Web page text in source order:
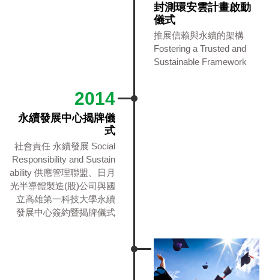
2014
永續發展中心揭牌儀
式
社會責任 永續發展 Social
Responsibility and Sustain
ability 供應管理聯盟、日月
光半導體製造(股)公司與國
立高雄第一科技大學永續
發展中心簽約暨揭牌儀式
封測環安雲計畫啟動
儀式
推展信賴與永續的架構
Fostering a Trusted and
Sustainable Framework